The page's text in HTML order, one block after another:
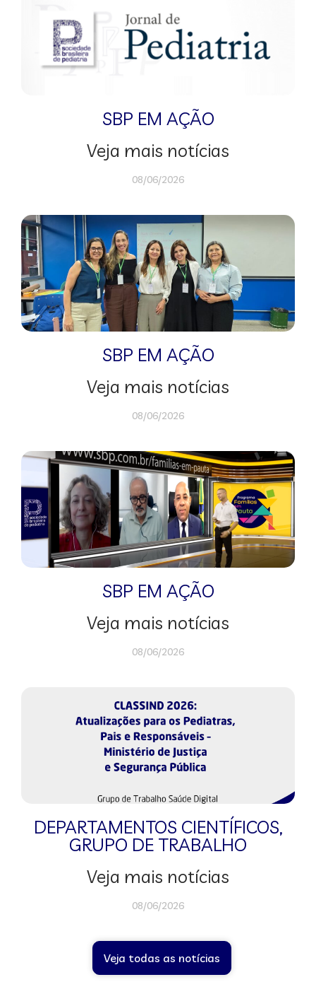
SBP EM AÇÃO
Veja mais notícias
08/06/2026
SBP EM AÇÃO
Veja mais notícias
08/06/2026
SBP EM AÇÃO
Veja mais notícias
08/06/2026
DEPARTAMENTOS CIENTÍFICOS,
GRUPO DE TRABALHO
Veja mais notícias
08/06/2026
Veja todas as notícias